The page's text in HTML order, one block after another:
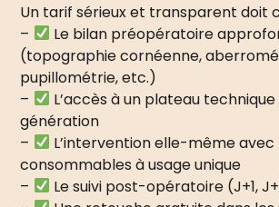
Un tarif sérieux et transparent doit
–
Le bilan préopératoire
(topographie cornéenne,
pupillométrie, etc.)
–
L’accès à un plateau
génération
–
L’intervention elle-même avec
consommables à usage unique
–
Le suivi post-opératoire (J+1,